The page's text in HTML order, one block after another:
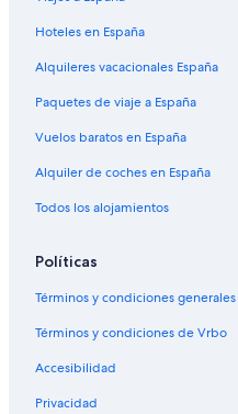
Hoteles en España
Alquileres vacacionales España
Paquetes de viaje a España
Vuelos baratos en España
Alquiler de coches en España
Todos los alojamientos
Políticas
Términos y condiciones
Términos y condiciones de Vrbo
Accesibilidad
Privacidad